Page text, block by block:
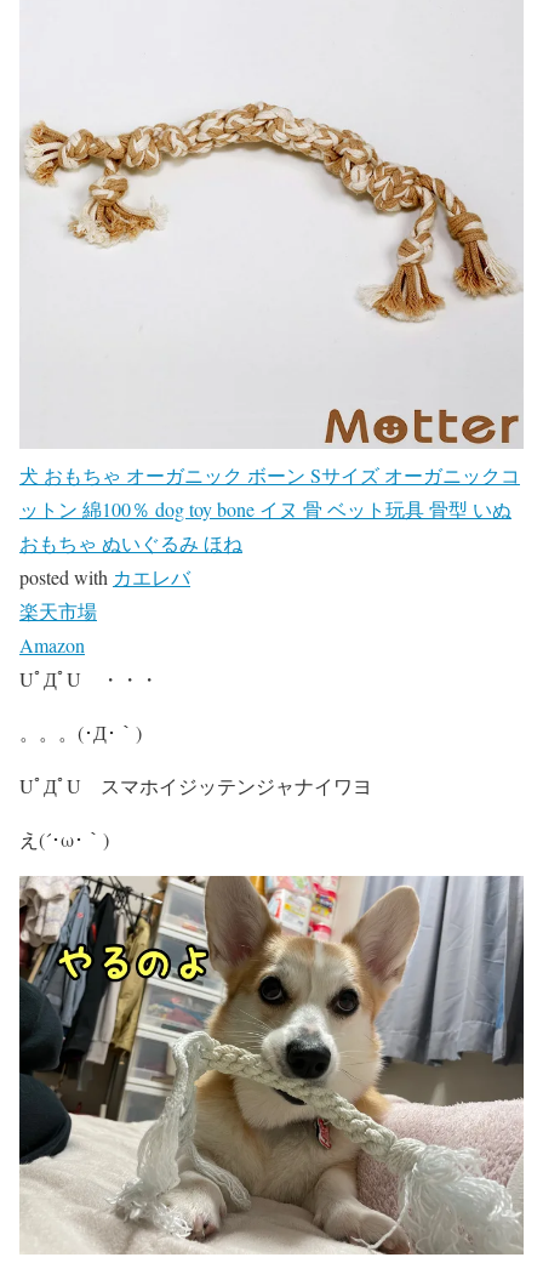
犬 おもちゃ オーガニック ボーン Sサイズ オーガニックコ
ットン 綿100％ dog toy bone イヌ 骨 ベット玩具 骨型 いぬ
おもちゃ ぬいぐるみ ほね
posted with カエレバ
楽天市場
Amazon
UﾟДﾟU ・・・
。。。(･Д･｀)
UﾟДﾟU スマホイジッテンジャナイワヨ
え(´･ω･｀)